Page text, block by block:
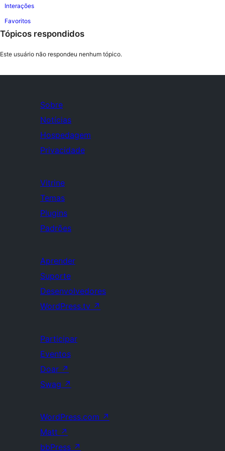
Interações
Favoritos
Tópicos respondidos
Este usuário não respondeu nenhum tópico.
Sobre
Notícias
Hospedagem
Privacidade
Vitrine
Temas
Plugins
Padrões
Aprender
Suporte
Desenvolvedores
WordPress.tv ↗
Participar
Eventos
Doar ↗
Swag ↗
WordPress.com ↗
Matt ↗
bbPress ↗